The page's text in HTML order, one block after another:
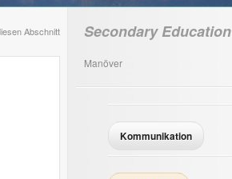
Abschnitt Secondary Education
Manöver
Kommunikation